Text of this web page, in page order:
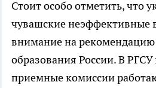
Стоит особо отметить, что
чувашские неэффективные
внимание на
образования России. В
приемные комиссии